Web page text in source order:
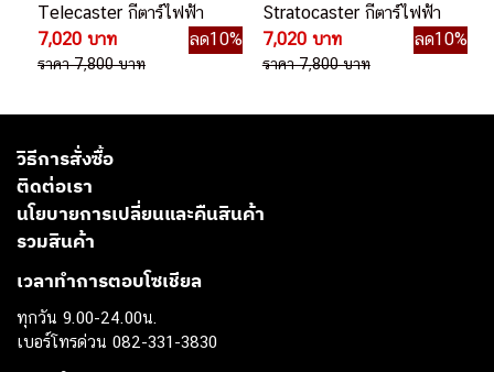
Telecaster กีตาร์ไฟฟ้า
7,020 บาท
ลด10%
ราคา 7,800 บาท
Stratocaster กีตาร์ไฟฟ้า
7,020 บาท
ลด10%
ราคา 7,800 บาท
วิธีการสั่งซื้อ
ติดต่อเรา
นโยบายการเปลี่ยนและคืนสินค้า
รวมสินค้า
เวลาทำการตอบโซเชียล
ทุกวัน 9.00-24.00น.
เบอร์โทรด่วน 082-331-3830